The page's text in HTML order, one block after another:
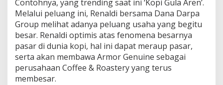
Contohnya, yang trending saat ini ‘Kopi Gula Aren’.
Melalui peluang ini, Renaldi bersama Dana Darpa
Group melihat adanya peluang usaha yang begitu
besar. Renaldi optimis atas fenomena besarnya
pasar di dunia kopi, hal ini dapat meraup pasar,
serta akan membawa Armor Genuine sebagai
perusahaan Coffee & Roastery yang terus
membesar.